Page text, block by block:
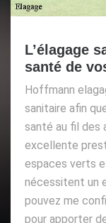
L’élagage
santé de
Hoffmann
sanitaire afin
santé au fil des
excellente
espaces verts
nécessitent un
pouvez me
pour apporter